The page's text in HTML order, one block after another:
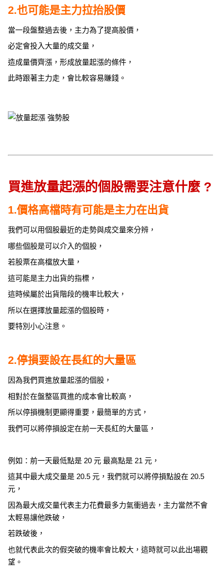
2.也可能是主力拉抬股價
當一段盤整過去後，主力為了提高股價，
必定會投入大量的成交量，
造成量價齊漲，形成放量起漲的條件，
此時跟著主力走，會比較容易賺錢。
買進放量起漲的個股需要注意什麼 ?
1.價格高檔時有可能是主力在出貨
我們可以用個股最近的走勢與成交量來分辨，
哪些個股是可以介入的個股，
若股票在高檔放大量，
這可能是主力出貨的指標，
這時候屬於出貨階段的機率比較大，
所以在選擇放量起漲的個股時，
要特別小心注意。
2.停損要設在長紅的大量區
因為我們買進放量起漲的個股，
相對於在盤整區買進的成本會比較高，
所以停損機制更顯得重要，最簡單的方式，
我們可以將停損設定在前一天長紅的大量區，
例如：前一天最低點是 20 元 最高點是 21 元，
這其中最大成交量是 20.5 元，我們就可以將停損點設在 20.5
元，
因為最大成交量代表主力花費最多力氣衝過去，主力當然不會
太輕易讓他跌破，
若跌破後，
也就代表此次的假突破的機率會比較大，這時就可以此出場觀
望。